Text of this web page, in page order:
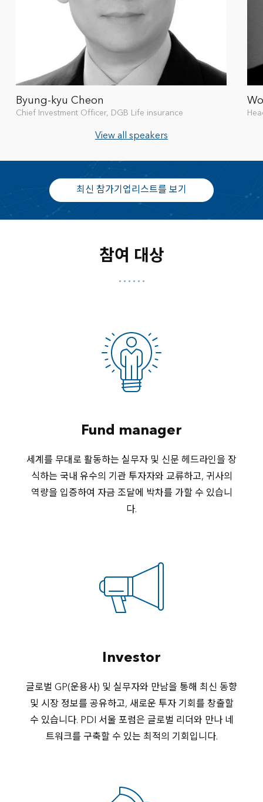
Byung-kyu Cheon
Chief Investment Officer, DGB Life insurance
View all speakers
최신 참가기업리스트를 보기
참여 대상
Fund manager
세계를 무대로 활동하는 실무자 및 신문 헤드라인을 장
식하는 국내 유수의 기관 투자자와 교류하고, 귀사의
역량을 입증하여 자금 조달에 박차를 가할 수 있습니
다.
Investor
글로벌 GP(운용사) 및 실무자와 만남을 통해 최신 동향
및 시장 정보를 공유하고, 새로운 투자 기회를 창출할
수 있습니다. PDI 서울 포럼은 글로벌 리더와 만나 네
트워크를 구축할 수 있는 최적의 기회입니다.